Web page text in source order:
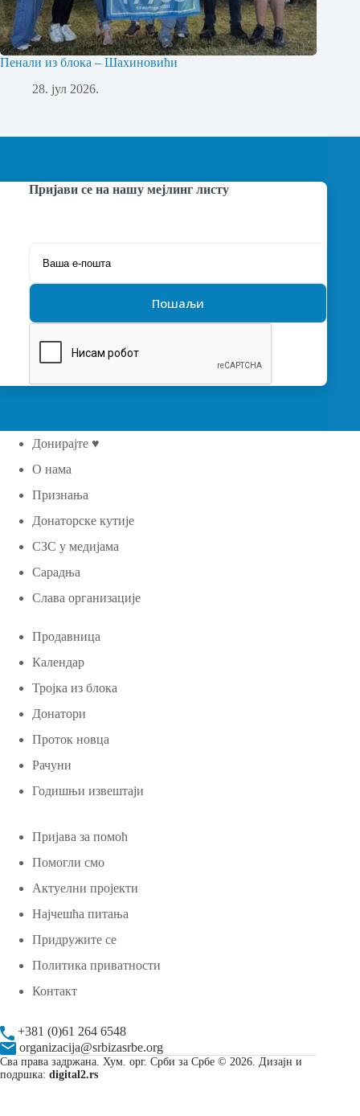
Пенали из блока – Шахиновићи
28. јул 2026.
Пријави се на нашу мејлинг листу
Донирајте ♥
О нама
Признања
Донаторске кутије
СЗС у медијама
Сарадња
Слава организације
Продавница
Календар
Тројка из блока
Донатори
Проток новца
Рачуни
Годишњи извештаји
Пријава за помоћ
Помогли смо
Актуелни пројекти
Најчешћа питања
Придружите се
Политика приватности
Контакт
+381 (0)61 264 6548
organizacija@srbizasrbe.org
Сва права задржана. Хум. орг. Срби за Србе © 2026. Дизајн и
подршка: digital2.rs